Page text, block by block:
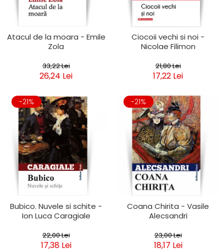
Atacul de la moara - Emile
Zola
33,22 Lei
26,24 Lei
Ciocoii vechi si noi -
Nicolae Filimon
21,80 Lei
17,22 Lei
-21%
Bubico. Nuvele si schite -
Ion Luca Caragiale
22,00 Lei
17,38 Lei
-21%
Coana Chirita - Vasile
Alecsandri
23,00 Lei
18,17 Lei